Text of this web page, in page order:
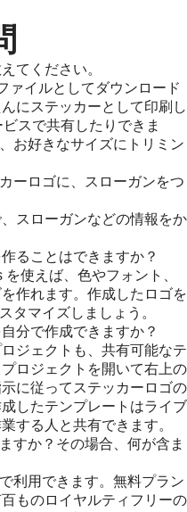
てください。
ァイルとしてダウンロード
にステッカーとして印刷し
スで共有したりできま
お好きなサイズにトリミン
ーロゴに、スローガンをつ
スローガンなどの情報をか
ることはできますか？
使えば、色やフォント、
作れます。作成したロゴを
タマイズしましょう。
分で作成できますか？
ジェクトも、共有可能なテ
ロジェクトを開いて右上の
に従ってステッカーロゴの
したテンプレートはライブ
する人と共有できます。
すか？その場合、何が含ま
利用できます。無料プラン
ものロイヤルティフリーの